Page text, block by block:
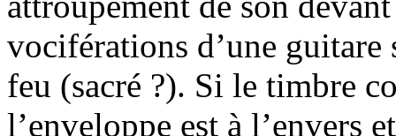
vociférations d’une
feu (sacré ?). Si le timbre
l’enveloppe est à l’envers